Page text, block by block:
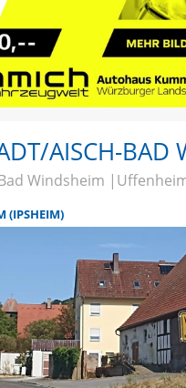
AISCH-BAD
Windsheim
(IPSHEIM)